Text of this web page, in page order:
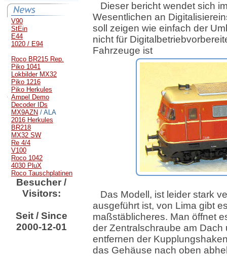
V90
StEin
E44
1020 / E94
Roco BR215 Rep.
Piko 1041
Lokbilder MX32
Piko 1216
Piko Herkules
Ampel Demo
Decoder IDs
MX9AZN / ALA
2016 Herkules
BR218
MX32 SW
Re 4/4
V100
Roco 1042
4030 PluX
Roco Tauschplatinen
Besucher /
Visitors:
Seit / Since
2000-12-01
Dieser bericht wendet sich
Wesentlichen an
soll zeigen wie einfach der
nicht für
Fahrzeuge ist
Das Modell, ist leider stark
ausgeführt ist, von Lima gibt
maßstäblicheres. Man öffnet
der Zentralschraube am Dach
entfernen der
das Gehäuse nach oben